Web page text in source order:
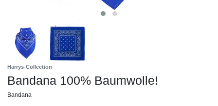
Harrys-Collection
Bandana 100% Baumwolle!
Bandana